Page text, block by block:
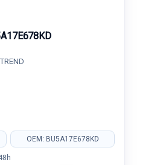
OEM: BU5A17E678KD